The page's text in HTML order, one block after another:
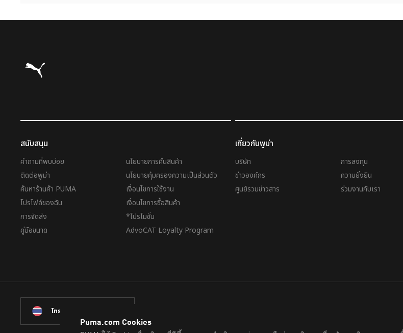
Puma โฮม
สนับสนุน
คำถามที่พบบ่อย
ติดต่อพูม่า
ค้นหาร้านค้า PUMA
โปรไฟล์ของฉัน
การจัดส่ง
คู่มือขนาด
นโยบายการคืนสินค้า
นโยบายคุ้มครองความเป็นส่วนตัว
เงื่อนไขการใช้งาน
เงื่อนไขการซื้อสินค้า
*โปรโมชั่น
AdvoCAT Loyalty Program
เกี่ยวกับพูม่า
บริษัท
ข่าวองค์กร
ศูนย์รวมข่าวสาร
การลงทุน
ความยั่งยืน
ร่วมงานกับเรา
ไทย